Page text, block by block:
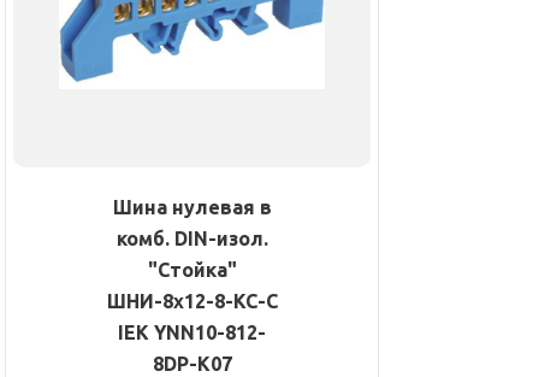
Шина нулевая в
комб. DIN-изол.
"Стойка"
ШНИ-8х12-8-КС-С
IEK YNN10-812-
8DP-K07